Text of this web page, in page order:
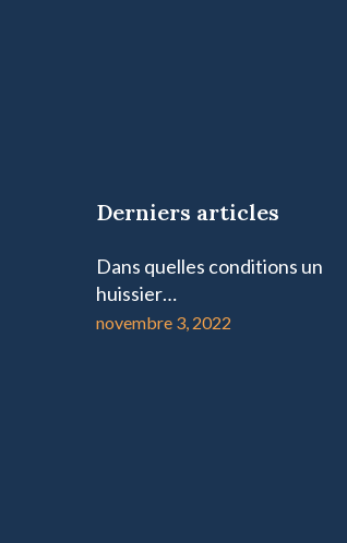
Derniers articles
Dans quelles conditions un
huissier…
novembre 3, 2022